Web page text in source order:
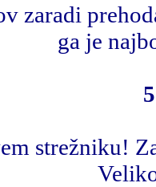
zaradi
ga je
strežniku!